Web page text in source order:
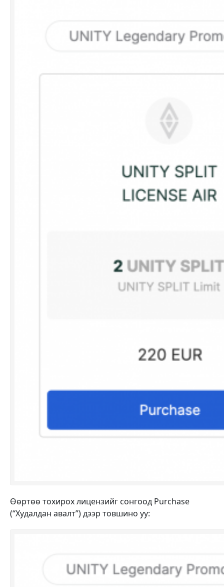
Өөртөө тохирох лицензийг сонгоод Purchase
(“Худалдан авалт”) дээр товшино уу: